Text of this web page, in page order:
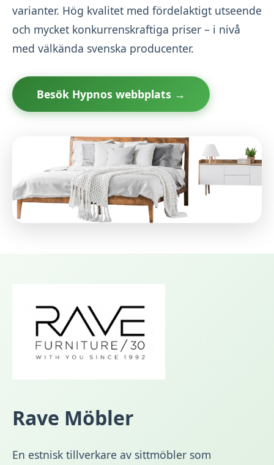
varianter. Hög kvalitet med fördelaktigt utseende
och mycket konkurrenskraftiga priser – i nivå
med välkända svenska producenter.
Besök Hypnos webbplats →
Rave Möbler
En estnisk tillverkare av sittmöbler som